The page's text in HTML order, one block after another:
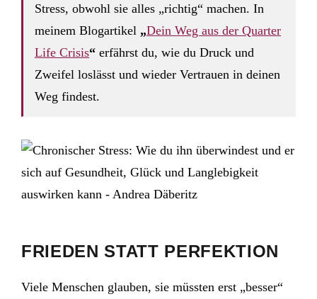
Stress, obwohl sie alles „richtig“ machen. In
meinem Blogartikel „Dein Weg aus der Quarter
Life Crisis“ erfährst du, wie du Druck und
Zweifel loslässt und wieder Vertrauen in deinen
Weg findest.
FRIEDEN STATT PERFEKTION
Viele Menschen glauben, sie müssten erst „besser“